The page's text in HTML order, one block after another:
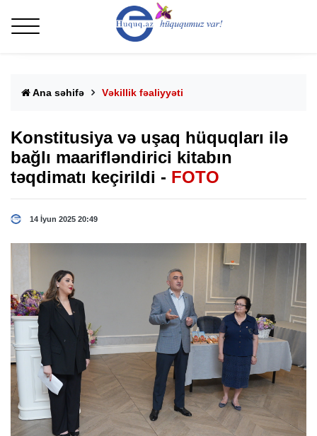
Ana səhifə Vəkillik fəaliyyəti
Konstitusiya və uşaq hüquqları ilə
bağlı maarifləndirici kitabın
təqdimatı keçirildi - FOTO
14 İyun 2025 20:49